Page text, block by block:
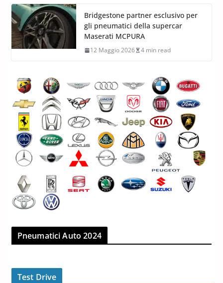
Bridgestone partner esclusivo per
gli pneumatici della supercar
Maserati MCPURA
12 Maggio 2026 4 min read
Pneumatici Auto 2024
Test Drive